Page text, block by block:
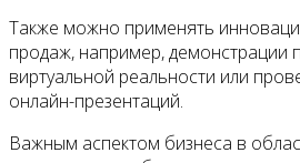
Также можно применять
продаж, например,
виртуальной реальности или
онлайн-презентаций.
Важным аспектом бизнеса в